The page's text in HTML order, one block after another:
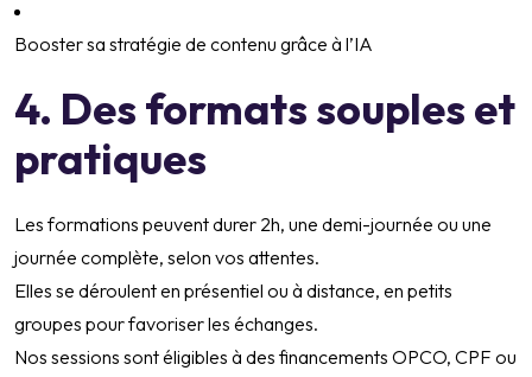
Booster sa stratégie de contenu grâce à l’IA
4. Des formats souples et
pratiques
Les formations peuvent durer 2h, une demi-journée ou une
journée complète, selon vos attentes.
Elles se déroulent en présentiel ou à distance, en petits
groupes pour favoriser les échanges.
Nos sessions sont éligibles à des financements OPCO, CPF ou